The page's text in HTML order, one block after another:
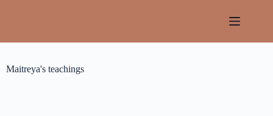
Maitreya's teachings